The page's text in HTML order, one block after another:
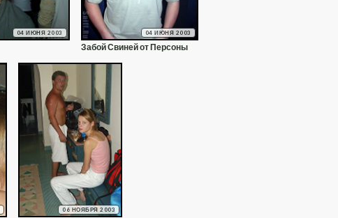
04 ИЮНЯ 2003 04 ИЮНЯ 2003
Забой Свиней от Персоны
06 НОЯБРЯ 2003